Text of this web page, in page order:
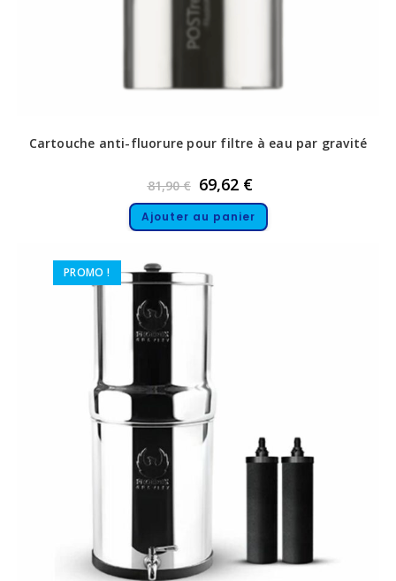
Cartouche anti-fluorure pour filtre à eau par gravité
81,90€ 69,62 €
Ajouter au panier
PROMO !